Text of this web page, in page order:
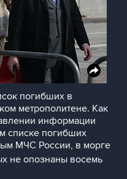
погибших в
метрополитене. Как
информации
списке погибших
МЧС России, в морге
не опознаны восемь